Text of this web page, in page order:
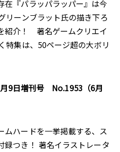
在『パラッパラッパー』は今
リーンブラット氏の描き下ろ
紹介！ 著名ゲームクリエイ
特集は、50ページ超の大ボリ
月9日増刊号 No.1953（6月
ムハードを一挙掲載する、ス
録つき！ 著名イラストレータ